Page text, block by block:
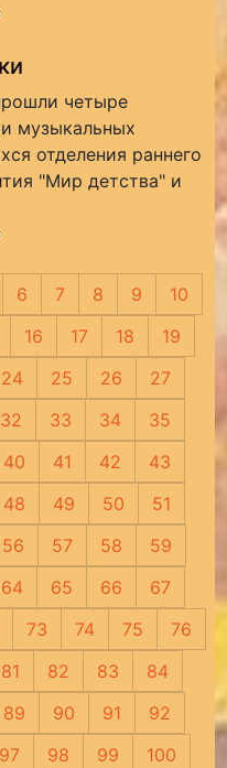
четыре
музыкальных
отделения раннего
"Мир детства" и
6 7 8 9
10
16 17 18
19
24 25 26
27
32 33 34
35
40 41 42
43
48 49 50
51
56 57 58
59
64 65 66
67
73 74 75
76
81 82 83
84
89 90 91
92
97 98 99
100